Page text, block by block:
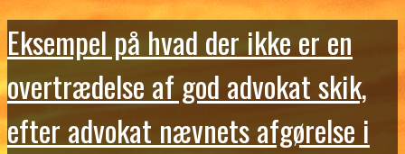
Eksempel på hvad der ikke er en
overtrædelse af god advokat skik,
efter advokat nævnets afgørelse i